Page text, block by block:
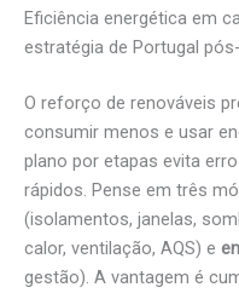
Eficiência energética em
estratégia de Portugal
O reforço de renováveis
consumir menos e usar
plano por etapas evita
rápidos. Pense em três
(isolamentos, janelas,
calor, ventilação, AQS) e
gestão). A vantagem é